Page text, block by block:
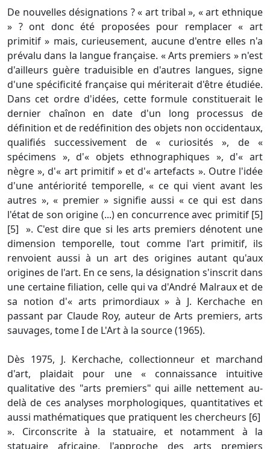
De nouvelles désignations ? « art tribal », « art ethnique
» ? ont donc été proposées pour remplacer « art
primitif » mais, curieusement, aucune d'entre elles n'a
prévalu dans la langue française. « Arts premiers » n'est
d'ailleurs guère traduisible en d'autres langues, signe
d'une spécificité française qui mériterait d'être étudiée.
Dans cet ordre d'idées, cette formule constituerait le
dernier chaînon en date d'un long processus de
définition et de redéfinition des objets non occidentaux,
qualifiés successivement de « curiosités », de «
spécimens », d'« objets ethnographiques », d'« art
nègre », d'« art primitif » et d'« artefacts ». Outre l'idée
d'une antériorité temporelle, « ce qui vient avant les
autres », « premier » signifie aussi « ce qui est dans
l'état de son origine (...) en concurrence avec primitif [5]
[5] ». C'est dire que si les arts premiers dénotent une
dimension temporelle, tout comme l'art primitif, ils
renvoient aussi à un art des origines autant qu'aux
origines de l'art. En ce sens, la désignation s'inscrit dans
une certaine filiation, celle qui va d'André Malraux et de
sa notion d'« arts primordiaux » à J. Kerchache en
passant par Claude Roy, auteur de Arts premiers, arts
sauvages, tome I de L'Art à la source (1965).
Dès 1975, J. Kerchache, collectionneur et marchand
d'art, plaidait pour une « connaissance intuitive
qualitative des "arts premiers" qui aille nettement au-
delà de ces analyses morphologiques, quantitatives et
aussi mathématiques que pratiquent les chercheurs [6]
». Circonscrite à la statuaire, et notamment à la
statuaire africaine, l'approche des arts premiers